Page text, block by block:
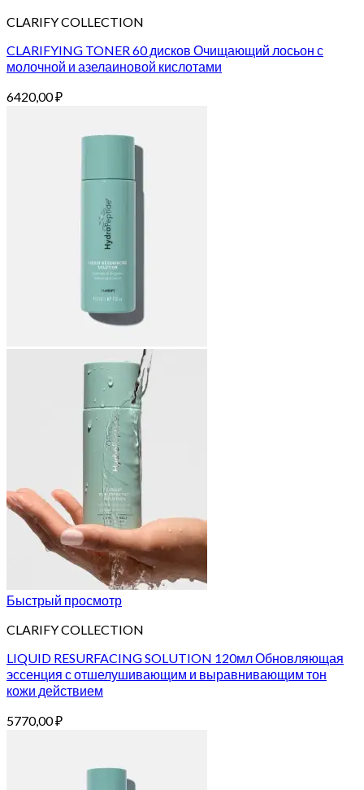
CLARIFY COLLECTION
CLARIFYING TONER 60 дисков Очищающий лосьон с
молочной и азелаиновой кислотами
6420,00₽
Быстрый просмотр
CLARIFY COLLECTION
LIQUID RESURFACING SOLUTION 120мл Обновляющая
эссенция с отшелушивающим и выравнивающим тон
кожи действием
5770,00₽